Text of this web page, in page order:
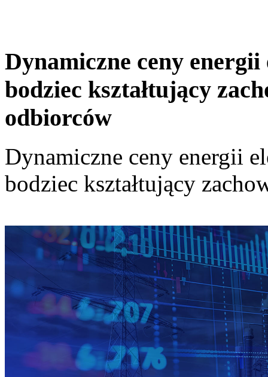
Dynamiczne ceny
bodziec kształtujący
odbiorców
Dynamiczne ceny energii
bodziec kształtujący